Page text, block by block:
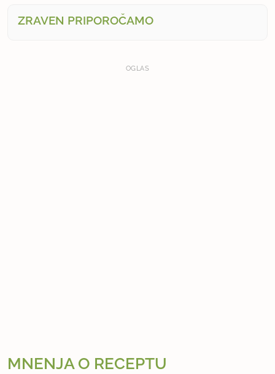
ZRAVEN PRIPOROČAMO
OGLAS
MNENJA O RECEPTU